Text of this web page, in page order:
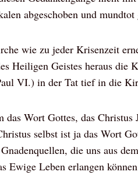
abgeschoben und
wie zu jeder Krisenzeit
Heiligen Geistes heraus die
VI.) in der Tat tief in die
das Wort Gottes, das
selbst ist ja das Wort
die uns aus
Ewige Leben erlangen